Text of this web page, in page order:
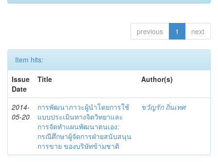
previous 1 next
Item hits:
Issue
Date
Title Author(s)
2014-
05-20
การพัฒนาภาวะผู้นำโดยการใช้
แบบประเมินทางจิตวิทยาและ
การจัดทำแผนพัฒนาตนเอง:
กรณีศึกษาผู้จัดการฝ่ายสนับสนุน
การขาย ของบริษัทข้ามชาติ
ขวัญรัก ถิ่นเทศ